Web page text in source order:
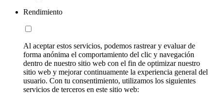
Rendimiento
Al aceptar estos servicios, podemos rastrear y evaluar de
forma anónima el comportamiento del clic y navegación
dentro de nuestro sitio web con el fin de optimizar nuestro
sitio web y mejorar continuamente la experiencia general del
usuario. Con tu consentimiento, utilizamos los siguientes
servicios de terceros en este sitio web: